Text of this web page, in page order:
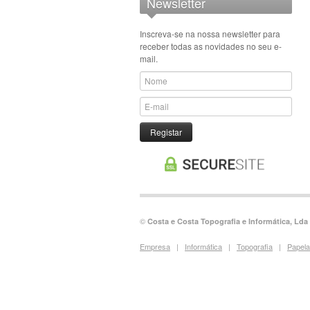
A4
Papel Quimico
Papel Vegetal
Para Maquetes
Para Ploter
Recargas para Cadernos
Inscreva-se na nossa newsletter para
receber todas as novidades no seu e-
mail.
Registar
© Costa e Costa Topografia e Informática, Lda
Empresa | Informática | Topografia |